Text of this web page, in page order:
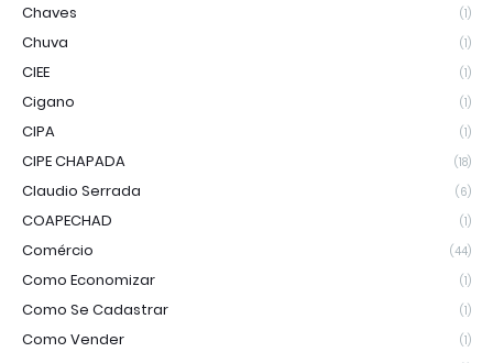
Chaves (1)
Chuva (1)
CIEE (1)
Cigano (1)
CIPA (1)
CIPE CHAPADA (18)
Claudio Serrada (6)
COAPECHAD (1)
Comércio (44)
Como Economizar (1)
Como Se Cadastrar (1)
Como Vender (1)